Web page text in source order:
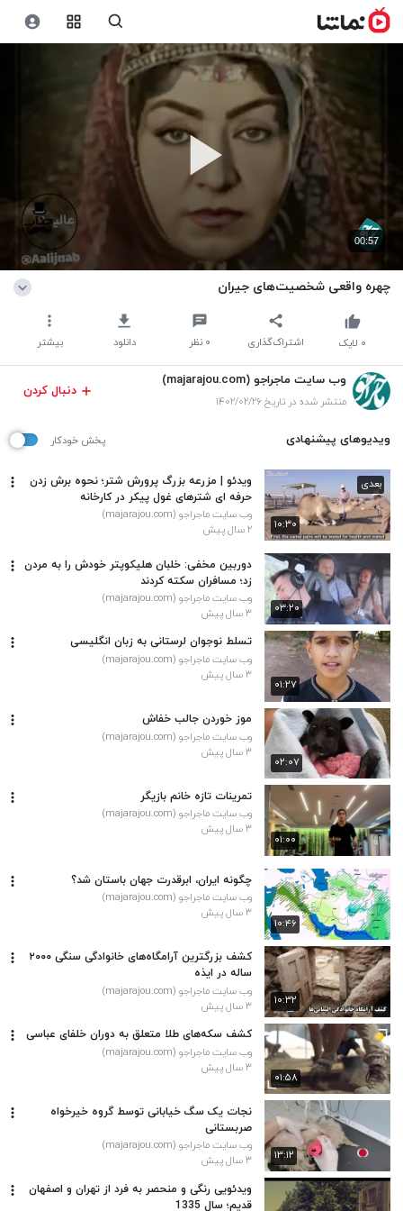
00:57
چهره واقعی شخصیت‌های جیران
اشتراک‌گذاری ۰ نظر دانلود بیشتر ۰ لایک
وب سایت ماجراجو (majarajou.com)
منتشر شده در تاریخ ۱۴۰۲/۰۲/۲۶
دنبال کردن
ویدیوهای پیشنهادی پخش خودکار
۱۰:۳۰
بعدی
ویدئو | مزرعه بزرگ پرورش شتر؛ نحوه برش زدن
حرفه ای شترهای غول پیکر در کارخانه
وب سایت ماجراجو (majarajou.com)
۲ سال پیش
۰۳:۲۰
دوربین مخفی: خلبان هلیکوپتر خودش را به مردن
زد؛ مسافران سکته کردند
وب سایت ماجراجو (majarajou.com)
۳ سال پیش
۰۱:۲۷
تسلط نوجوان لرستانی به زبان انگلیسی
وب سایت ماجراجو (majarajou.com)
۳ سال پیش
۰۲:۰۷
موز خوردن جالب خفاش
وب سایت ماجراجو (majarajou.com)
۳ سال پیش
۰۱:۰۰
تمرینات تازه خانم بازیگر
وب سایت ماجراجو (majarajou.com)
۳ سال پیش
۱۰:۴۶
چگونه ایران، ابرقدرت جهان باستان شد؟
وب سایت ماجراجو (majarajou.com)
۳ سال پیش
۱۰:۳۲
کشف بزرگترین آرامگاه‌های خانوادگی سنگی ۲۰۰۰
ساله در ایذه
وب سایت ماجراجو (majarajou.com)
۳ سال پیش
۰۱:۵۸
کشف سکه‌های طلا متعلق به دوران خلفای عباسی
وب سایت ماجراجو (majarajou.com)
۳ سال پیش
۱۳:۱۲
نجات یک سگ خیابانی توسط گروه خیرخواه
صربستانی
وب سایت ماجراجو (majarajou.com)
۳ سال پیش
ویدئویی رنگی و منحصر به فرد از تهران و اصفهان
قدیم؛ سال 1335